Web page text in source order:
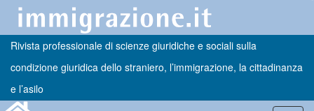
Rivista professionale di scienze giuridiche e sociali sulla
condizione giuridica dello straniero, l’immigrazione, la cittadinanza
e l’asilo